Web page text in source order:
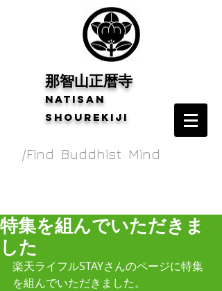
​那智山正暦寺
Natisan
shourekiji
/Find Buddhist Mind
特集を組んでいただきま
した
楽天ライフルSTAYさんのページに特集
を組んでいただきました。